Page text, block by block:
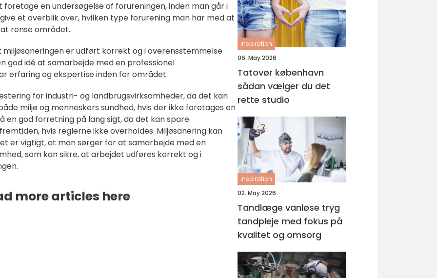
en undersøgelse af forureningen, inden man går i
et overblik over, hvilken type forurening man har med at
rense området.
miljøsaneringen er udført korrekt og i overensstemmelse
god idé at samarbejde med en professionel
erfaring og ekspertise inden for området.
for industri- og landbrugsvirksomheder, da det kan
miljø og menneskers sundhed, hvis der ikke foretages en
en god forretning på lang sigt, da det kan spare
hvis reglerne ikke overholdes. Miljøsanering kan
er vigtigt, at man sørger for at samarbejde med en
som kan sikre, at arbejdet udføres korrekt og i
more articles here
inspiration
06. May 2026
Tatovør københavn
sådan vælger du det
rette studio
inspiration
02. May 2026
Tandlæge vanløse tryg
tandpleje med fokus på
kvalitet og omsorg